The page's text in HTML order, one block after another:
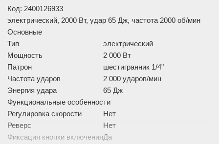
Код: 2400126933
электрический, 2000 Вт, удар 65 Дж, частота 2000 об/мин
Основные
Тип
электрический
Мощность
2 000 Вт
Патрон
шестигранник 1/4"
Частота ударов
2 000 ударов/мин
Энергия удара
65 Дж
Функциональные особенности
Регулировка скорости
Нет
Реверс
Нет
Фиксация кнопки включенияДа